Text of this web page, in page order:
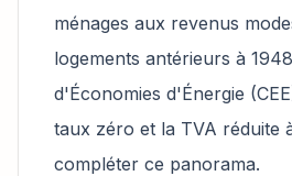
ménages aux revenus
logements antérieurs à
d'Économies d'Énergie
taux zéro et la TVA réduite
compléter ce panorama.